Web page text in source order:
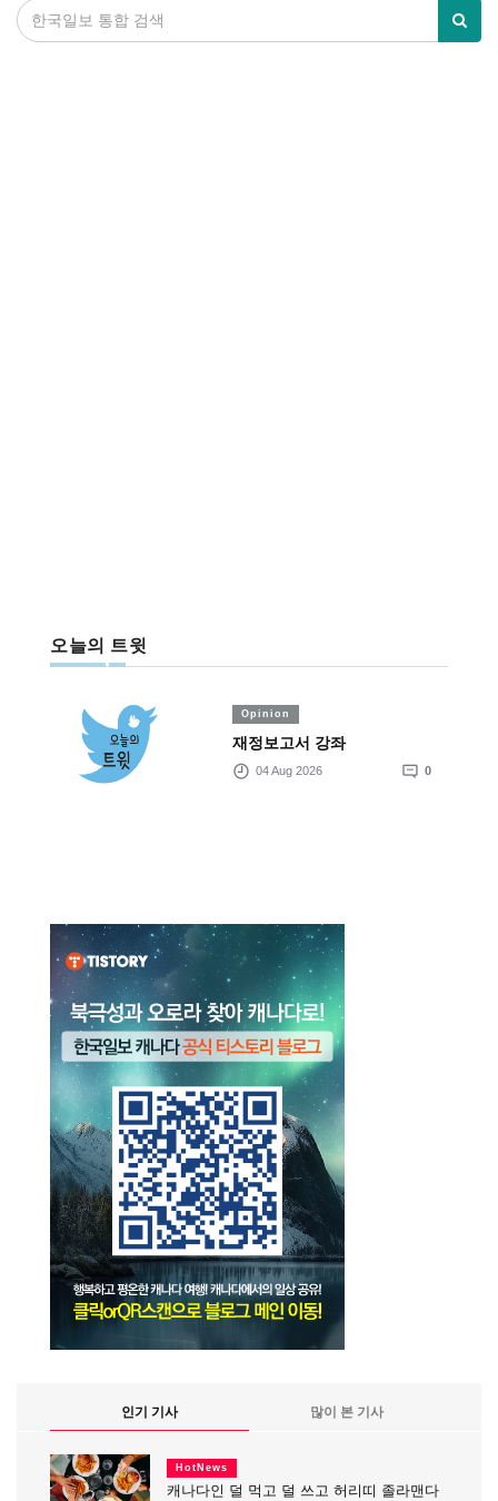
오늘의 트윗
Opinion
재정보고서 강좌
04 Aug 2026 0
인기 기사 많이 본 기사
HotNews
캐나다인 덜 먹고 덜 쓰고 허리띠 졸라맨다